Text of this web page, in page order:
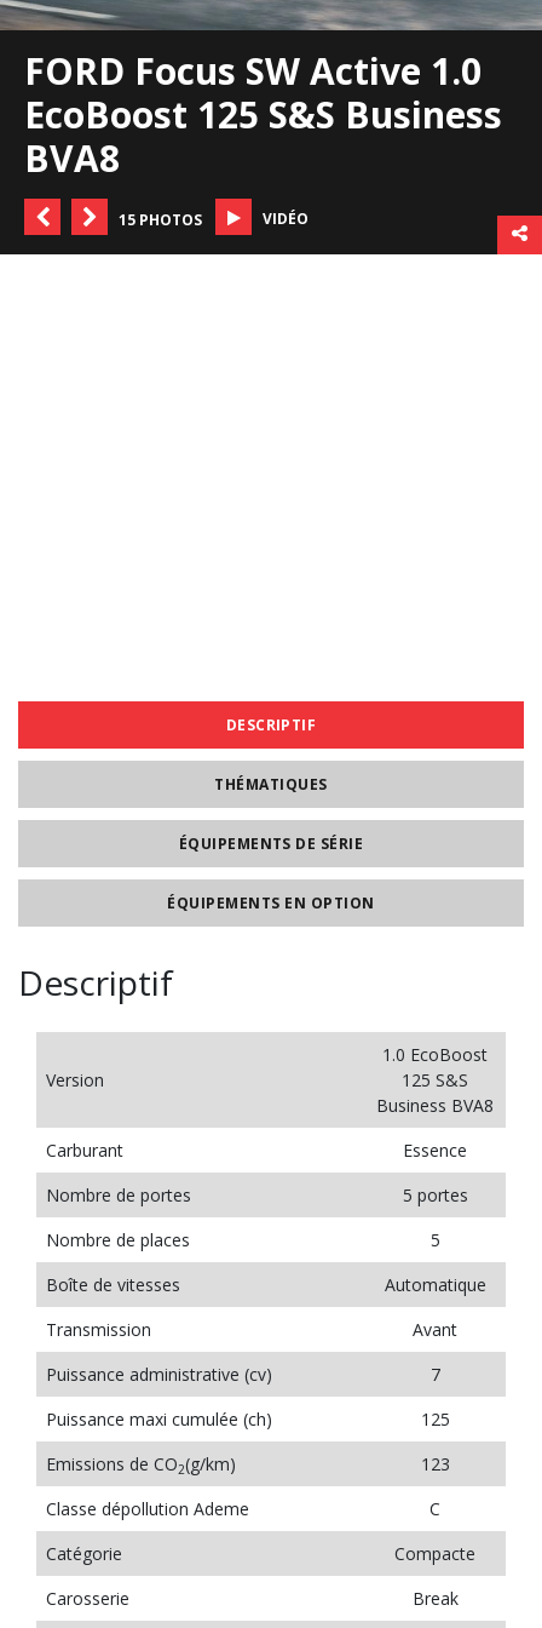
FORD Focus SW Active 1.0
EcoBoost 125 S&S Business
BVA8
15 PHOTOS VIDÉO
DESCRIPTIF
THÉMATIQUES
ÉQUIPEMENTS DE SÉRIE
ÉQUIPEMENTS EN OPTION
Descriptif
Version
1.0 EcoBoost
125 S&S
Business BVA8
Carburant
Essence
Nombre de portes
5 portes
Nombre de places
5
Boîte de vitesses
Automatique
Transmission
Avant
Puissance administrative (cv)
7
Puissance maxi cumulée (ch)
125
Emissions de CO2(g/km)
123
Classe dépollution Ademe
C
Catégorie
Compacte
Carosserie
Break